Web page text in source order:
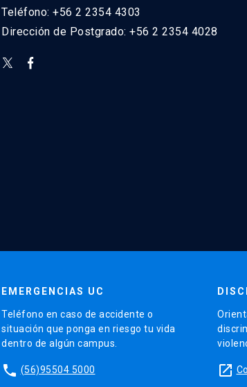
Teléfono: +56 2 2354 4303
Dirección de Postgrado: +56 2 2354 4028
EMERGENCIAS UC
Teléfono en caso de accidente o
situación que ponga en riesgo tu vida
dentro de algún campus.
phone (56)95504 5000 launch